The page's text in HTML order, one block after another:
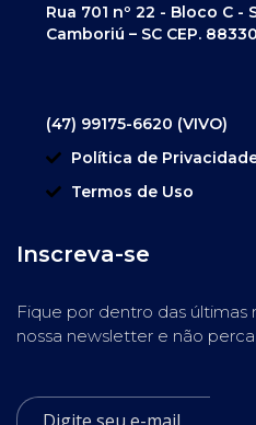
Rua 701 nº 22 - Bloco C
Camboriú – SC CEP.
(47) 99175-6620 (VIVO)
Política de
Termos de Uso
Inscreva-se
Fique por dentro das últimas
nossa newsletter e não